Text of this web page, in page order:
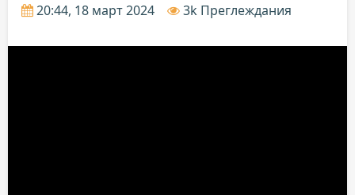
20:44, 18 март 2024 3k Преглеждания